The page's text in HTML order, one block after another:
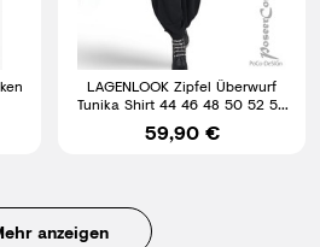
LAGENLOOK Zipfel Überwurf
Tunika Shirt 44 46 48 50 52 54
56 58 L-XL-XXL-XXXL
59,90 €
anzeigen